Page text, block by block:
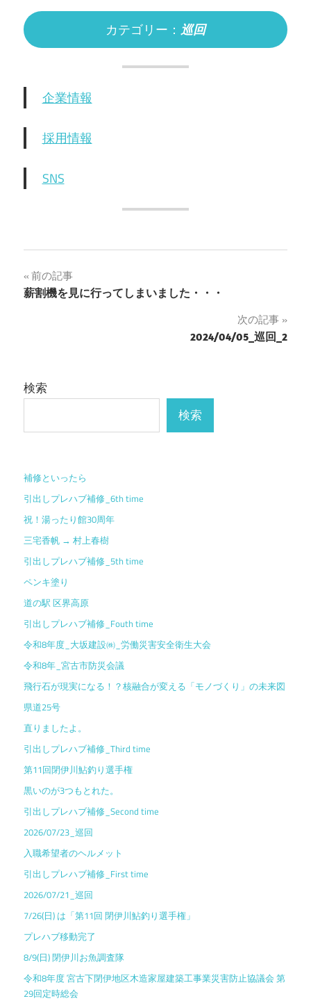
カテゴリー： 巡回
企業情報
採用情報
SNS
投
稿
ゲ
シ
ョ
ン
前の記事
薪割機を見に行ってしまいました・・・
次の記事
2024/04/05_巡回_2
検索
検索
補修といったら
引出しプレハブ補修_6th time
祝！湯ったり館30周年
三宅香帆 → 村上春樹
引出しプレハブ補修_5th time
ペンキ塗り
道の駅 区界高原
引出しプレハブ補修_Fouth time
令和8年度_大坂建設㈱_労働災害安全衛生大会
令和8年_宮古市防災会議
飛行石が現実になる！？核融合が変える「モノづくり」の未来図
県道25号
直りましたよ。
引出しプレハブ補修_Third time
第11回閉伊川鮎釣り選手権
黒いのが3つもとれた。
引出しプレハブ補修_Second time
2026/07/23_巡回
入職希望者のヘルメット
引出しプレハブ補修_First time
2026/07/21_巡回
7/26(日) は「第11回 閉伊川鮎釣り選手権」
プレハブ移動完了
8/9(日) 閉伊川お魚調査隊
令和8年度 宮古下閉伊地区木造家屋建築工事業災害防止協議会 第
29回定時総会